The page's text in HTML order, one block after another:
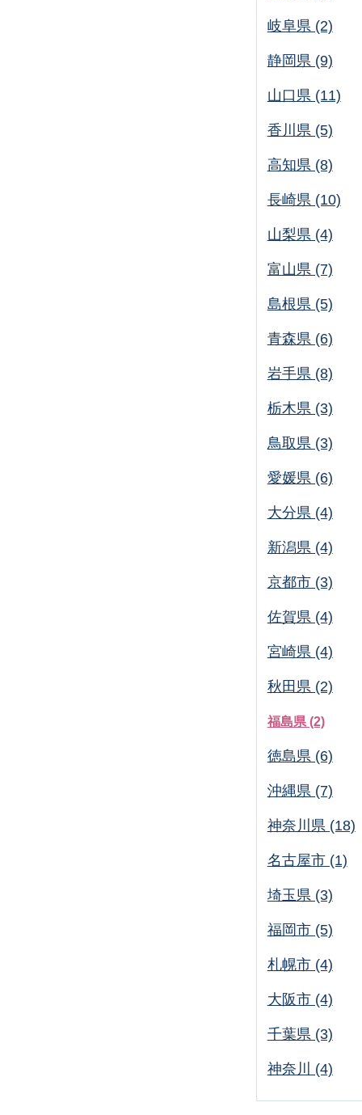
岐阜県 (2)
静岡県 (9)
山口県 (11)
香川県 (5)
高知県 (8)
長崎県 (10)
山梨県 (4)
富山県 (7)
島根県 (5)
青森県 (6)
岩手県 (8)
栃木県 (3)
鳥取県 (3)
愛媛県 (6)
大分県 (4)
新潟県 (4)
京都市 (3)
佐賀県 (4)
宮崎県 (4)
秋田県 (2)
福島県 (2)
徳島県 (6)
沖縄県 (7)
神奈川県 (18)
名古屋市 (1)
埼玉県 (3)
福岡市 (5)
札幌市 (4)
大阪市 (4)
千葉県 (3)
神奈川 (4)